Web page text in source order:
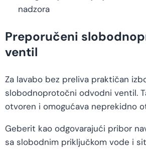
nadzora
Preporučeni
ventil
Za lavabo bez preliva praktičan
slobodnoprotočni odvodni ventil.
otvoren i omogućava neprekidno
Geberit kao odgovarajući pribor
sa slobodnim priključkom vode i